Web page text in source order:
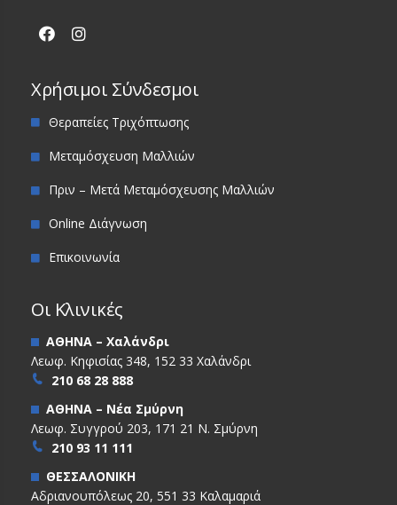
Χρήσιμοι Σύνδεσμοι
Θεραπείες Τριχόπτωσης
Μεταμόσχευση Μαλλιών
Πριν – Μετά Μεταμόσχευσης Μαλλιών
Online Διάγνωση
Επικοινωνία
Οι Κλινικές
ΑΘΗΝΑ – Χαλάνδρι
Λεωφ. Κηφισίας 348, 152 33 Χαλάνδρι
210 68 28 888
ΑΘΗΝΑ – Νέα Σμύρνη
Λεωφ. Συγγρού 203, 171 21 Ν. Σμύρνη
210 93 11 111
ΘΕΣΣΑΛΟΝΙΚΗ
Αδριανουπόλεως 20, 551 33 Καλαμαριά